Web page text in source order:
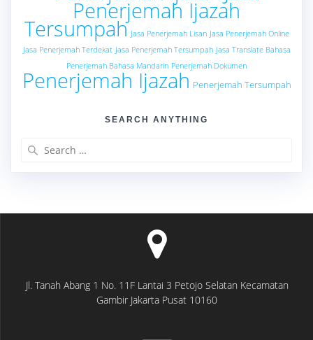
Penerjemah Ijazah
Tersumpah Jasa Penerjemah Lisan Jasa Penerjemah Online
Jasa Penerjemah Terdekat Jasa Penerjemah Tersumpah Jasa Translate Bahasa
Penerjemah Bahasa Mandarin Penerjemah Dokumen
Penerjemah Ijazah Penerjemah Tersumpah
SEARCH ANYTHING
Jl. Tanah Abang 1 No. 11F Lantai 3 Petojo Selatan Kecamatan
Gambir Jakarta Pusat 10160